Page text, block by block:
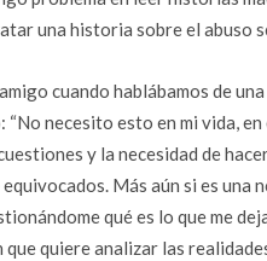
una historia sobre el abuso
cuando hablábamos de
necesito esto en mi vida,
y la necesidad de
Más aún si es una
qué es lo que me
quiere analizar las